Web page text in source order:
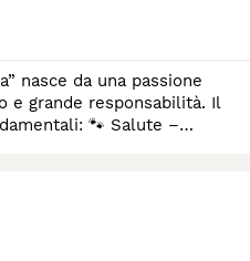
grande responsabilità. Il
🐾 Salute –